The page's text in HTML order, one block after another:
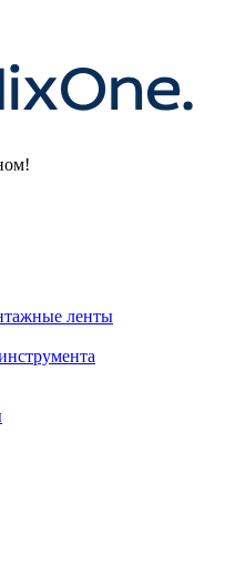
ленты